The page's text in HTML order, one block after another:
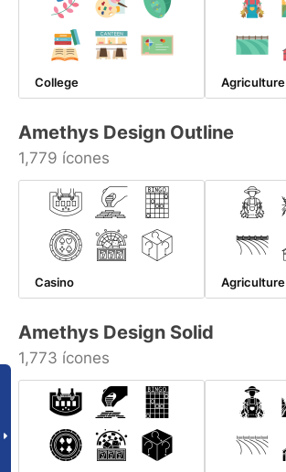
College Agriculture
Amethys Design Outline
1,779 ícones
Casino Agriculture
Amethys Design Solid
1,773 ícones